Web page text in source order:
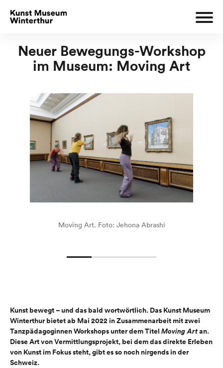
Neuer Bewegungs-Workshop
im Museum: Moving Art
Moving Art. Foto: Jehona Abrashi
Kunst bewegt – und das bald wortwörtlich. Das Kunst Museum
Winterthur bietet ab Mai 2022 in Zusammenarbeit mit zwei
Tanzpädagoginnen Workshops unter dem Titel Moving Artan.
Diese Art von Vermittlungsprojekt, bei dem das direkte Erleben
von Kunst im Fokus steht, gibt es so noch nirgends in der
Schweiz.